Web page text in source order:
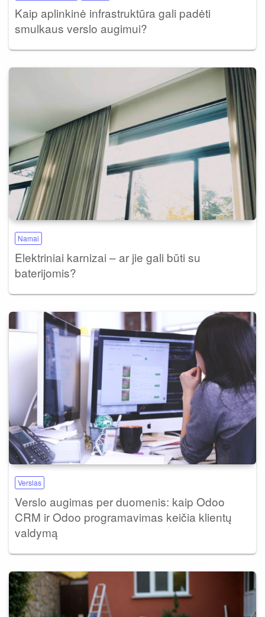
Kaip aplinkinė infrastruktūra gali padėti
smulkaus verslo augimui?
Namai
Elektriniai karnizai – ar jie gali būti su
baterijomis?
Verslas
Verslo augimas per duomenis: kaip Odoo
CRM ir Odoo programavimas keičia klientų
valdymą